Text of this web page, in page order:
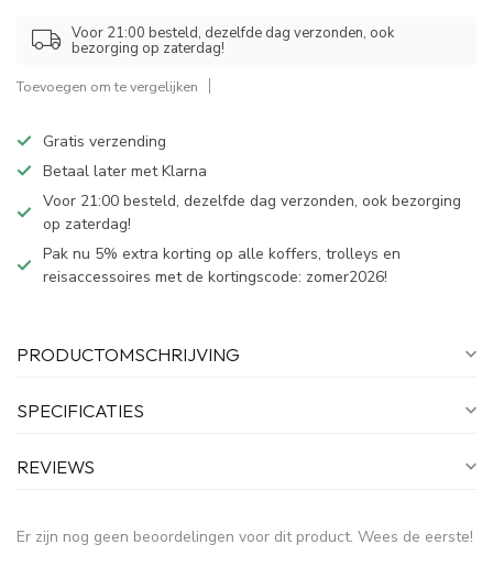
Voor 21:00 besteld, dezelfde dag verzonden, ook
bezorging op zaterdag!
Toevoegen om te vergelijken
Gratis verzending
Betaal later met Klarna
Voor 21:00 besteld, dezelfde dag verzonden, ook bezorging
op zaterdag!
Pak nu 5% extra korting op alle koffers, trolleys en
reisaccessoires met de kortingscode: zomer2026!
PRODUCTOMSCHRIJVING
SPECIFICATIES
REVIEWS
Er zijn nog geen beoordelingen voor dit product. Wees de eerste!